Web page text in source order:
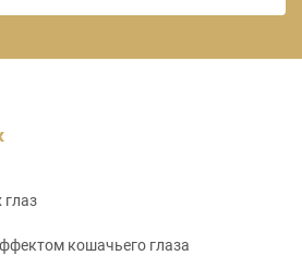
глаз
кошачьего глаза